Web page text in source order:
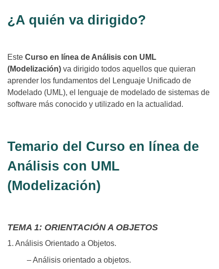
¿A quién va dirigido?
Este Curso en línea de Análisis con UML
(Modelización) va dirigido todos aquellos que quieran
aprender los fundamentos del Lenguaje Unificado de
Modelado (UML), el lenguaje de modelado de sistemas de
software más conocido y utilizado en la actualidad.
Temario del Curso en línea de
Análisis con UML
(Modelización)
TEMA 1: ORIENTACIÓN A OBJETOS
1. Análisis Orientado a Objetos.
– Análisis orientado a objetos.